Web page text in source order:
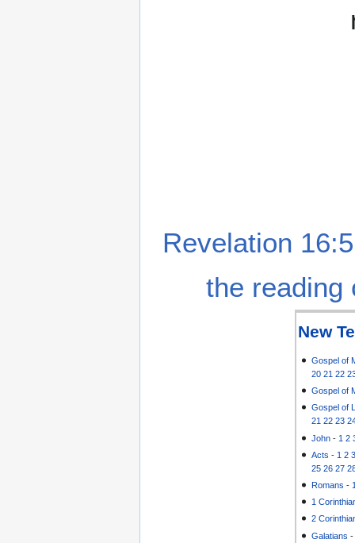
Revelation
the reading
New
Gospel of
20 21 22
Gospel of
Gospel of
21 22 23
John - 1 2
Acts - 1 2
25 26 27
Romans -
1
2
Galatians